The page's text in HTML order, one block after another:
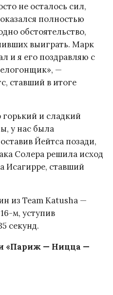
не осталось сил,
полностью
обстоятельство,
выиграть. Марк
и я его поздравляю с
—
ставший в итоге
и сладкий
у нас была
Йейтса позади,
Солера решила исход
Исагирре, ставший
из Team Katusha —
м, уступив
секунд.
«Париж — Ницца —